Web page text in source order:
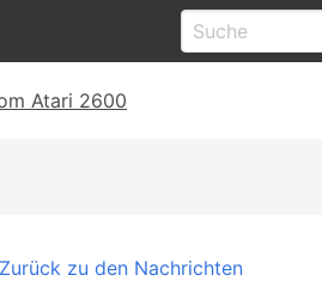
Atari 2600
Zurück zu den Nachrichten